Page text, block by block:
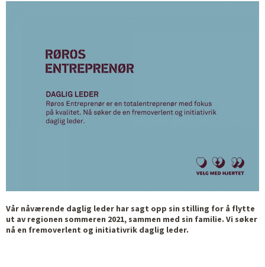
Vår nåværende daglig leder har sagt opp sin stilling for å flytte
ut av regionen sommeren 2021, sammen med sin familie. Vi søker
nå en fremoverlent og initiativrik daglig leder.